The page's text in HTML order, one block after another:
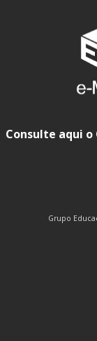
Consulte aqui
Grupo